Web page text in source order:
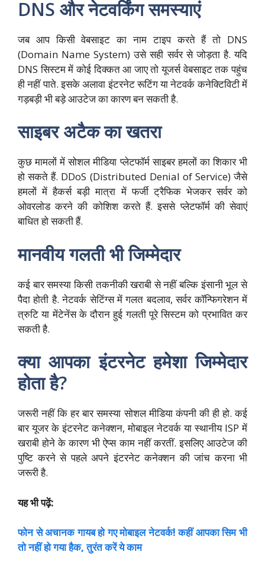
DNS और नेटवर्किंग समस्याएं
जब आप किसी वेबसाइट का नाम टाइप करते हैं तो DNS
(Domain Name System) उसे सही सर्वर से जोड़ता है. यदि
DNS सिस्टम में कोई दिक्कत आ जाए तो यूजर्स वेबसाइट तक पहुंच
ही नहीं पाते. इसके अलावा इंटरनेट रूटिंग या नेटवर्क कनेक्टिविटी में
गड़बड़ी भी बड़े आउटेज का कारण बन सकती है.
साइबर अटैक का खतरा
कुछ मामलों में सोशल मीडिया प्लेटफॉर्म साइबर हमलों का शिकार भी
हो सकते हैं. DDoS (Distributed Denial of Service) जैसे
हमलों में हैकर्स बड़ी मात्रा में फर्जी ट्रैफिक भेजकर सर्वर को
ओवरलोड करने की कोशिश करते हैं. इससे प्लेटफॉर्म की सेवाएं
बाधित हो सकती हैं.
मानवीय गलती भी जिम्मेदार
कई बार समस्या किसी तकनीकी खराबी से नहीं बल्कि इंसानी भूल से
पैदा होती है. नेटवर्क सेटिंग्स में गलत बदलाव, सर्वर कॉन्फिगरेशन में
त्रुटि या मेंटेनेंस के दौरान हुई गलती पूरे सिस्टम को प्रभावित कर
सकती है.
क्या आपका इंटरनेट हमेशा जिम्मेदार
होता है?
जरूरी नहीं कि हर बार समस्या सोशल मीडिया कंपनी की ही हो. कई
बार यूजर के इंटरनेट कनेक्शन, मोबाइल नेटवर्क या स्थानीय ISP में
खराबी होने के कारण भी ऐप्स काम नहीं करतीं. इसलिए आउटेज की
पुष्टि करने से पहले अपने इंटरनेट कनेक्शन की जांच करना भी
जरूरी है.
यह भी पढ़ें:
फोन से अचानक गायब हो गए मोबाइल नेटवर्क! कहीं आपका सिम भी
तो नहीं हो गया हैक, तुरंत करें ये काम